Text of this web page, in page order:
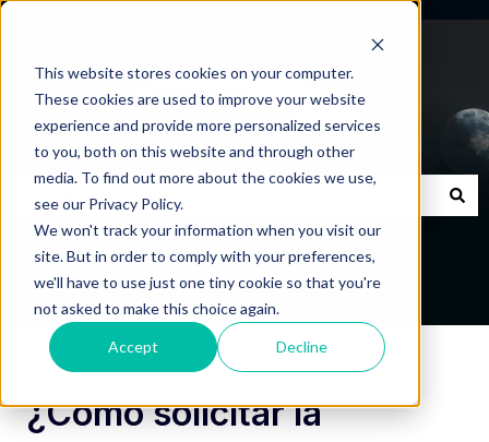
This website stores cookies on your computer.
These cookies are used to improve your website
experience and provide more personalized services
to you, both on this website and through other
media. To find out more about the cookies we use,
see our Privacy Policy.
We won't track your information when you visit our
site. But in order to comply with your preferences,
we'll have to use just one tiny cookie so that you're
not asked to make this choice again.
Accept Decline
Centro de Ayuda
No hay sugerencias porque el campo de búsqueda
Centro de Ayuda Mercado de Aplicaciones
¿Cómo solicitar la